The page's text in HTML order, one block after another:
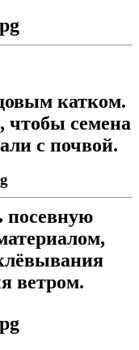
катком.
чтобы семена
с почвой.
ветром.